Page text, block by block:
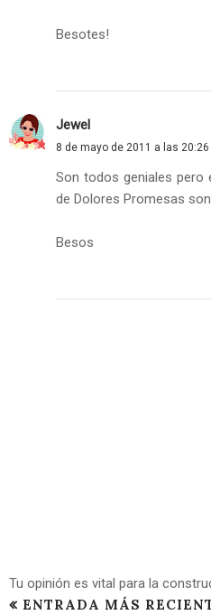
Besotes!
Jewel
8 de mayo de 2011 a las 20:26
Son todos geniales pero
de Dolores Promesas
Besos
Tu opinión es vital para la
ENTRADA MÁS